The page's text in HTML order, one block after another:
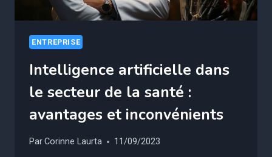
ENTREPRISE
Intelligence artificielle dans
le secteur de la santé :
avantages et inconvénients
ParCorinne Laurta 11/09/2023